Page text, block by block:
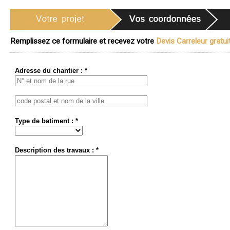
Remplissez ce formulaire et recevez votre Devis Carreleur
Adresse du chantier : *
Type de batiment : *
Description des travaux : *